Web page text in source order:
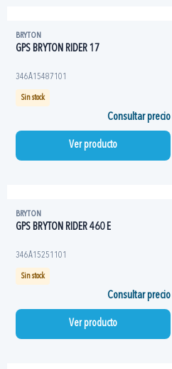
BRYTON
GPS BRYTON RIDER 17
346A15487101
Sin stock
Consultar precio
Ver producto
BRYTON
GPS BRYTON RIDER 460 E
346A15251101
Sin stock
Consultar precio
Ver producto